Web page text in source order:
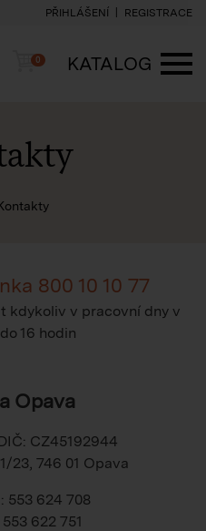
PŘIHLÁŠENÍ REGISTRACE
Košík
0
KATALOG
na homepage
800 10 10 77
kdykoliv v pracovní dny v
16 hodin
Opava
CZ45192944
23, 746 01 Opava
553 624 708
622 751